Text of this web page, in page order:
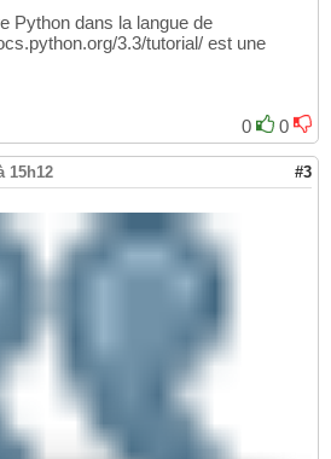
Python dans la langue de
3.3/tutorial/ est une
0
0
15h12 #3